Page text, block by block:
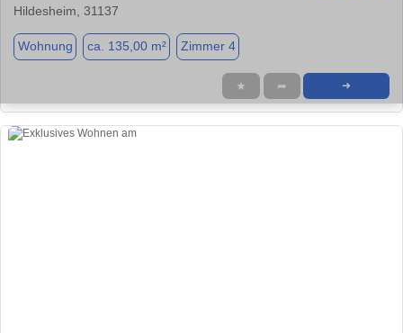
Hildesheim, 31137
Wohnung ca. 135,00 m² Zimmer 4
★ ➦ ➜